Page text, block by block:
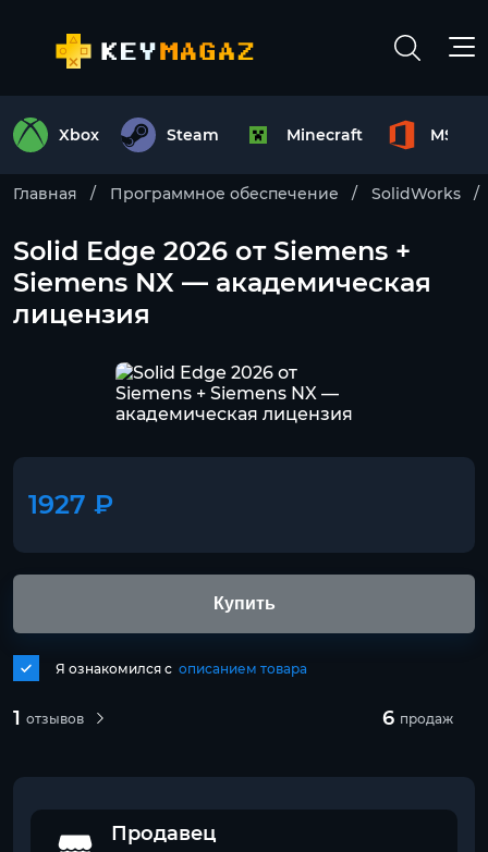
Xbox Steam Minecraft MS
Главная Программное обеспечение SolidWorks
Solid Edge 2026 от Siemens +
Siemens NX — академическая
лицензия
1927 ₽
1 отзывов 6 продаж
Я ознакомился с описанием товара
Купить
Продавец